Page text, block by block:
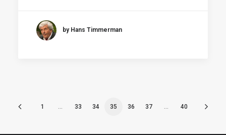
by Hans Timmerman
1 33 34 35 36 37 40